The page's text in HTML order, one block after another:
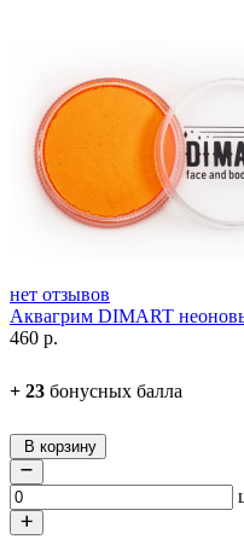
нет отзывов
Аквагрим DIMART
460 р.
+ 23 бонусных балла
В корзину